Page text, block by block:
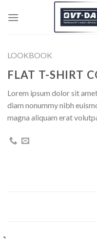
LOOKBOOK
FLAT T-SHIRT
Lorem ipsum dolor sit
diam nonummy nibh
magna aliquam erat